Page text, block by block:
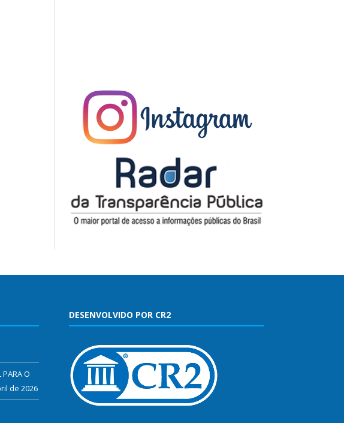
PARA O
de 2026
DESENVOLVIDO POR CR2